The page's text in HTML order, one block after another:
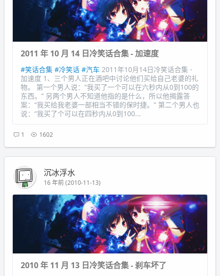
2011 年 10 月 14 日冷笑话合集 - 加速度
#笑话合集 #冷笑话 #汽车 2011年10月14日冷笑话合集 -
加速度 1、三个男人正在酒吧中讨论他们买给自己老婆的礼
物。 第一个男人说：“我买了一个可以在六秒内从0到100的
东西。” 另两个男人不知道他指的是什么，所以他揭露答
案：“我买给我老婆一部相当不错的保时捷。” 第二个男人也
说：“我买了个可以在四秒内从0到100...
1 1602
沉冰浮水
16 年前 (2010-11-13)
2010 年 11 月 13 日冷笑话合集 - 刹车坏了